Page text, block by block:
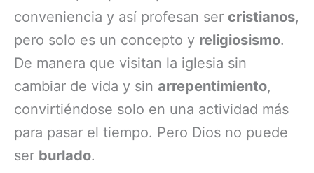
conveniencia y así profesan ser cristianos,
pero solo es un concepto y religiosismo.
De manera que visitan la iglesia sin
cambiar de vida y sin arrepentimiento,
convirtiéndose solo en una actividad más
para pasar el tiempo. Pero Dios no puede
ser burlado.